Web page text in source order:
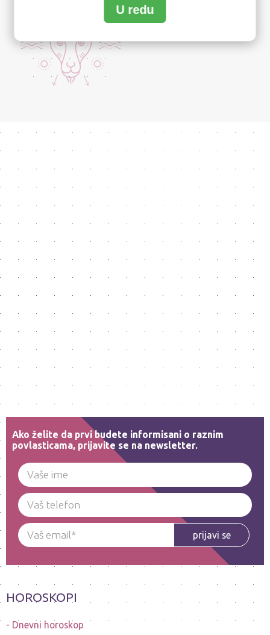
Ako želite da prvi budete informisani o raznim
povlasticama, prijavite se na newsletter.
prijavi se
HOROSKOPI
Dnevni horoskop
U redu